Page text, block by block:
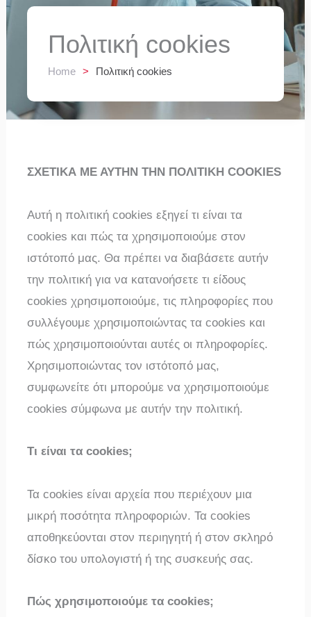
Πολιτική cookies
Home > Πολιτική cookies
ΣΧΕΤΙΚΑ ΜΕ ΑΥΤΗΝ ΤΗΝ ΠΟΛΙΤΙΚΗ COOKIES
Αυτή η πολιτική cookies εξηγεί τι είναι τα
cookies και πώς τα χρησιμοποιούμε στον
ιστότοπό μας. Θα πρέπει να διαβάσετε αυτήν
την πολιτική για να κατανοήσετε τι είδους
cookies χρησιμοποιούμε, τις πληροφορίες που
συλλέγουμε χρησιμοποιώντας τα cookies και
πώς χρησιμοποιούνται αυτές οι πληροφορίες.
Χρησιμοποιώντας τον ιστότοπό μας,
συμφωνείτε ότι μπορούμε να χρησιμοποιούμε
cookies σύμφωνα με αυτήν την πολιτική.
Τι είναι τα cookies;
Τα cookies είναι αρχεία που περιέχουν μια
μικρή ποσότητα πληροφοριών. Τα cookies
αποθηκεύονται στον περιηγητή ή στον σκληρό
δίσκο του υπολογιστή ή της συσκευής σας.
Πώς χρησιμοποιούμε τα cookies;